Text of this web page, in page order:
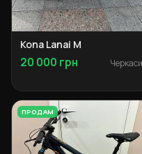
Kona Lanai M
20 000 грн Черкаси
ПРОДАМ